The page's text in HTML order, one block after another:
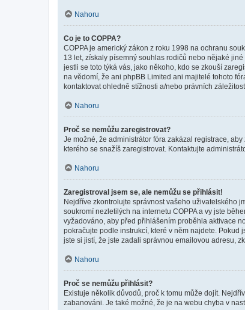
Nahoru
Co je to COPPA?
COPPA je americký zákon z roku 1998 na ochranu
13 let, získaly písemný souhlas rodičů nebo nějaké
jestli se toto týká vás, jako někoho, kdo se zkouší
na vědomí, že ani phpBB Limited ani majitelé tohoto
kontaktovat ohledně stížnosti a/nebo právních
Nahoru
Proč se nemůžu zaregistrovat?
Je možné, že administrátor fóra zakázal registrace,
kterého se snažíš zaregistrovat. Kontaktujte
Nahoru
Zaregistroval jsem se, ale nemůžu se přihlásit!
Nejdříve zkontrolujte správnost vašeho uživatelského
soukromí nezletilých na internetu COPPA a vy jste
vyžadováno, aby před přihlášením proběhla aktivace
pokračujte podle instrukcí, které v něm najdete. Pokud
jste si jistí, že jste zadali správnou emailovou adresu,
Nahoru
Proč se nemůžu přihlásit?
Existuje několik důvodů, proč k tomu může dojít.
zabanováni. Je také možné, že je na webu chyba v